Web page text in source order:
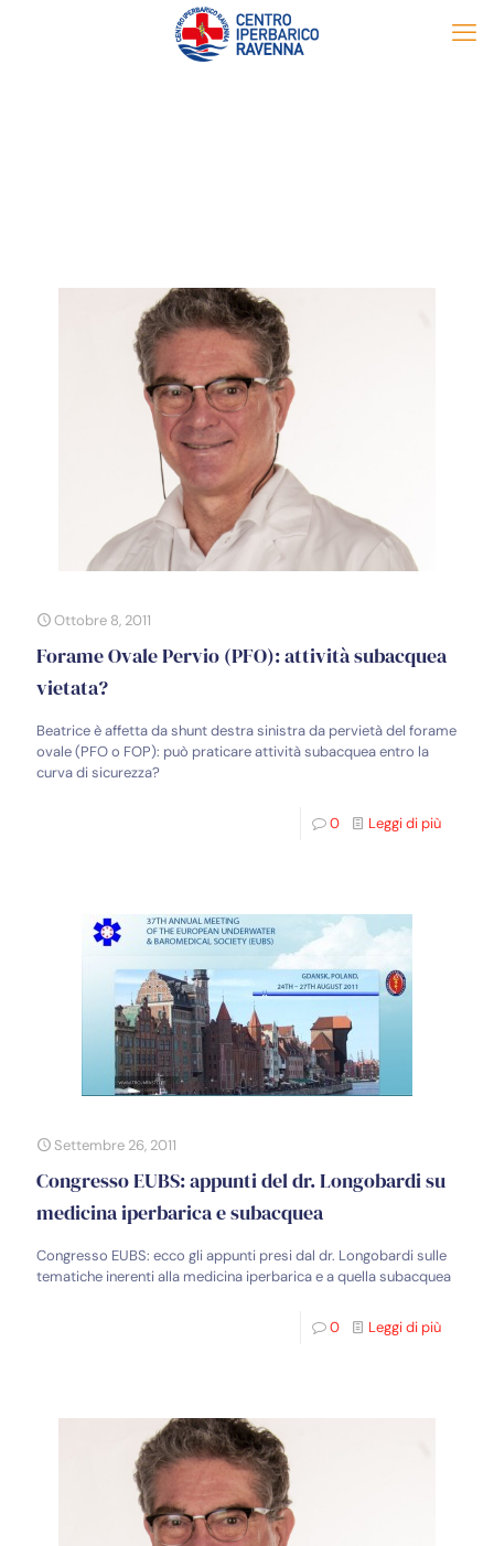
Ottobre 8, 2011
Forame Ovale Pervio (PFO): attività subacquea
vietata?
Beatrice è affetta da shunt destra sinistra da pervietà del forame
ovale (PFO o FOP): può praticare attività subacquea entro la
curva di sicurezza?
0 Leggi di più
Settembre 26, 2011
Congresso EUBS: appunti del dr. Longobardi su
medicina iperbarica e subacquea
Congresso EUBS: ecco gli appunti presi dal dr. Longobardi sulle
tematiche inerenti alla medicina iperbarica e a quella subacquea
0 Leggi di più